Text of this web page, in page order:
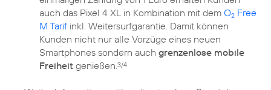
auch das Pixel 4 XL in Kombination mit dem O2 Free
M Tarif inkl. Weitersurfgarantie. Damit können
Kunden nicht nur alle Vorzüge eines neuen
Smartphones sondern auch grenzenlose mobile
Freiheit genießen.3/4